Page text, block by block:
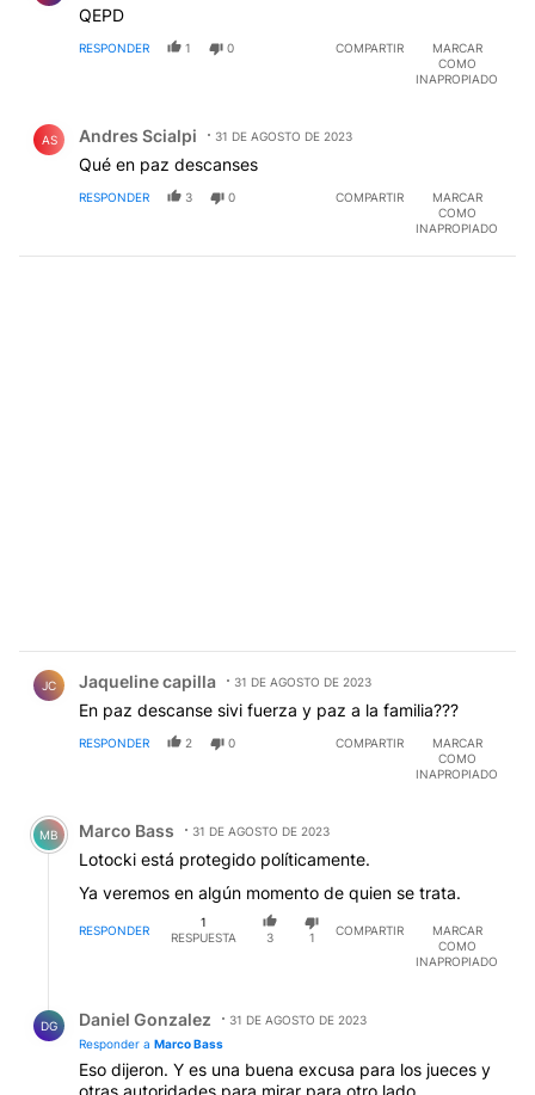
QEPD
RESPONDER 1 0 COMPARTIR
MARCAR
COMO
INAPROPIADO
AS Andres Scialpi 31 DE AGOSTO DE 2023
Qué en paz descanses
RESPONDER 3 0 COMPARTIR
MARCAR
COMO
INAPROPIADO
JC Jaqueline capilla 31 DE AGOSTO DE 2023
En paz descanse sivi fuerza y paz a la familia???
RESPONDER 2 0 COMPARTIR
MARCAR
COMO
INAPROPIADO
Comentario de Marco Bass.
MB Marco Bass 31 DE AGOSTO DE 2023
Lotocki está protegido políticamente.
Ya veremos en algún momento de quien se trata.
RESPONDER
1
RESPUESTA
3 1
COMPARTIR
MARCAR
COMO
INAPROPIADO
DG Daniel Gonzalez
31 DE AGOSTO DE 2023
Responder a Marco Bass
Eso dijeron. Y es una buena excusa para los jueces y
otras autoridades para mirar para otro lado.